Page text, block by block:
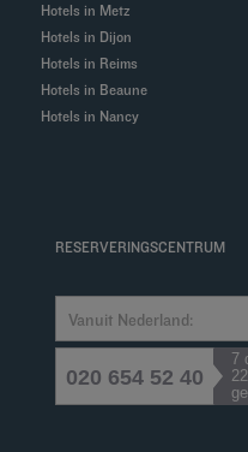
Hotels in Metz
Hotels in Dijon
Hotels in Reims
Hotels in Beaune
Hotels in Nancy
RESERVERINGSCENTRUM
Vanuit Nederland:
020 654 52 40
7